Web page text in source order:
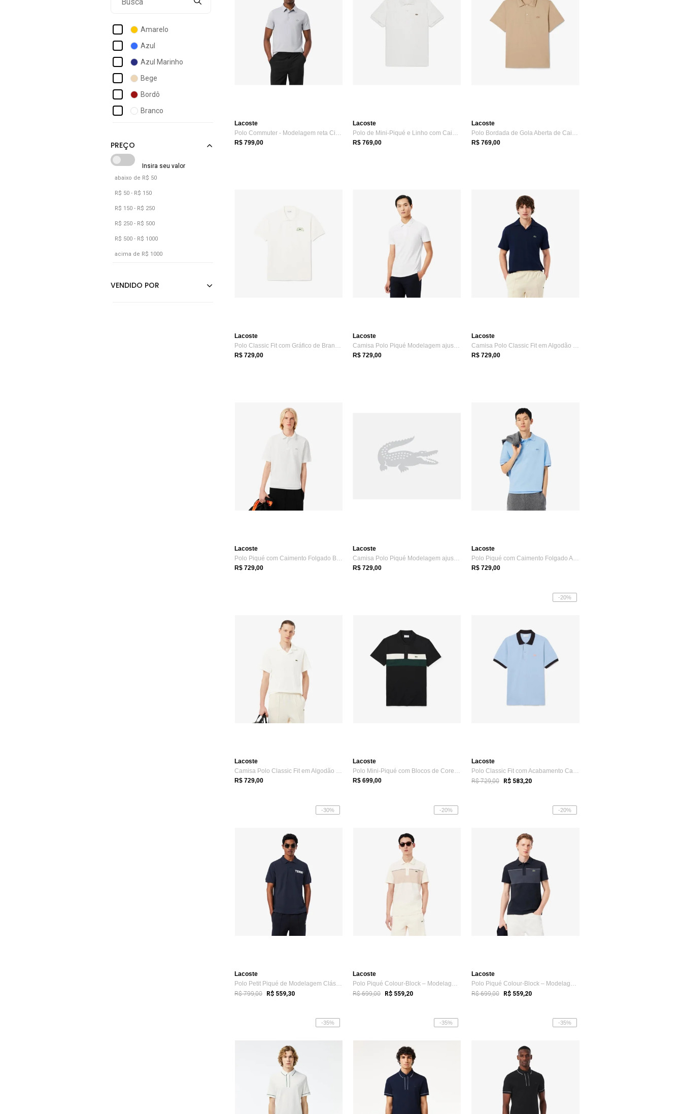
Calvin Klein
Amarelo
Azul
Azul Marinho
Bege
Bordô
Branco
Off-white
Preto
Rosa
Roxo
Verde
Vermelho
abaixo de R$ 50
R$ 50 - R$ 150
R$ 150 - R$ 250
R$ 250 - R$ 500
R$ 500 - R$ 1000
acima de R$ 1000
Lacoste
Polo Commuter - Modelagem reta Cinza
R$ 799,00
Lacoste
Polo de Mini-Piqué e Linho com Caimento ...
R$ 769,00
Lacoste
Polo Bordada de Gola Aberta de Caimento ...
R$ 769,00
Lacoste
Polo Classic Fit com Gráfico de Branding...
R$ 729,00
Lacoste
Camisa Polo Piqué Modelagem ajustada com...
R$ 729,00
Lacoste
Camisa Polo Classic Fit em Algodão e Linho Azul
R$ 729,00
Lacoste
Polo Piqué com Caimento Folgado Branco
R$ 729,00
Lacoste
Camisa Polo Piqué Modelagem ajustada com...
R$ 729,00
Lacoste
Polo Piqué com Caimento Folgado Azul
R$ 729,00
Lacoste
Camisa Polo Classic Fit em Algodão e Linho Branco
R$ 729,00
Lacoste
Polo Mini-Piqué com Blocos de Cores com ...
R$ 699,00
-20%
Lacoste
Polo Classic Fit com Acabamento Canelado...
R$ 729,00 R$ 583,20
-30%
Lacoste
Polo Petit Piqué de Modelagem Clássica c...
R$ 799,00 R$ 559,30
-20%
Lacoste
Polo Piqué Colour-Block – Modelagem reta Bege
R$ 699,00 R$ 559,20
-20%
Lacoste
Polo Piqué Colour-Block – Modelagem reta Preto
R$ 699,00 R$ 559,20
-35% -35% -35%